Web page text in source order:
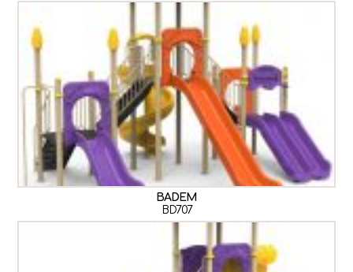
BADEM
BD707